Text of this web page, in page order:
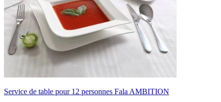
Service de table pour 12 personnes Fala AMBITION